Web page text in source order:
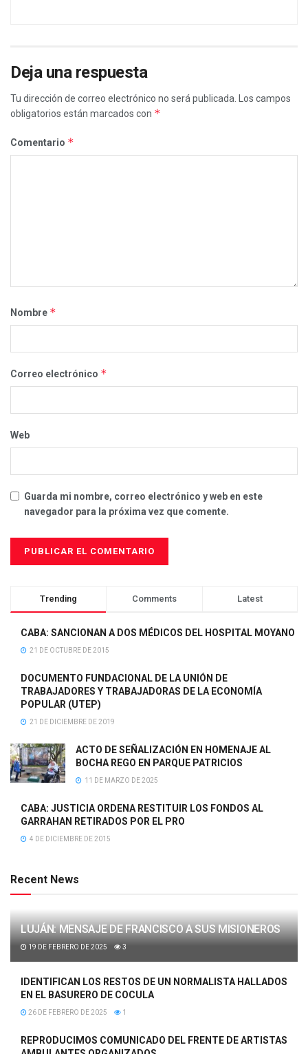
Deja una respuesta
Tu dirección de correo electrónico no será publicada. Los campos
obligatorios están marcados con *
Comentario *
Nombre *
Correo electrónico *
Web
Guarda mi nombre, correo electrónico y web en este
navegador para la próxima vez que comente.
Trending Comments Latest
CABA: SANCIONAN A DOS MÉDICOS DEL HOSPITAL MOYANO
21 DE OCTUBRE DE 2015
DOCUMENTO FUNDACIONAL DE LA UNIÓN DE
TRABAJADORES Y TRABAJADORAS DE LA ECONOMÍA
POPULAR (UTEP)
21 DE DICIEMBRE DE 2019
ACTO DE SEÑALIZACIÓN EN HOMENAJE AL
BOCHA REGO EN PARQUE PATRICIOS
11 DE MARZO DE 2025
CABA: JUSTICIA ORDENA RESTITUIR LOS FONDOS AL
GARRAHAN RETIRADOS POR EL PRO
4 DE DICIEMBRE DE 2015
Recent News
LUJÁN: MENSAJE DE FRANCISCO A SUS MISIONEROS
19 DE FEBRERO DE 2025 3
IDENTIFICAN LOS RESTOS DE UN NORMALISTA HALLADOS
EN EL BASURERO DE COCULA
26 DE FEBRERO DE 2025 1
REPRODUCIMOS COMUNICADO DEL FRENTE DE ARTISTAS